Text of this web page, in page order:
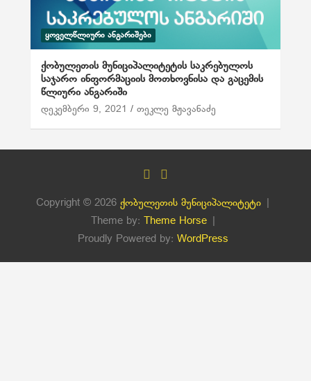
ᲧᲝᲕᲔᲚᲬᲚᲘᲣᲠᲘ ᲐᲜᲒᲐᲠᲘᲨᲔᲑᲘ
ქობულეთის მუნიციპალიტეტის საკრებულოს
საჯარო ინფორმაციის მოთხოვნისა და გაცემის
წლიური ანგარიში
დეკემბერი 9, 2021 თეკლე მჟავანაძე
Copyright © 2026 ქობულეთის მუნიციპალიტეტი
Theme by: Theme Horse
Proudly Powered by: WordPress